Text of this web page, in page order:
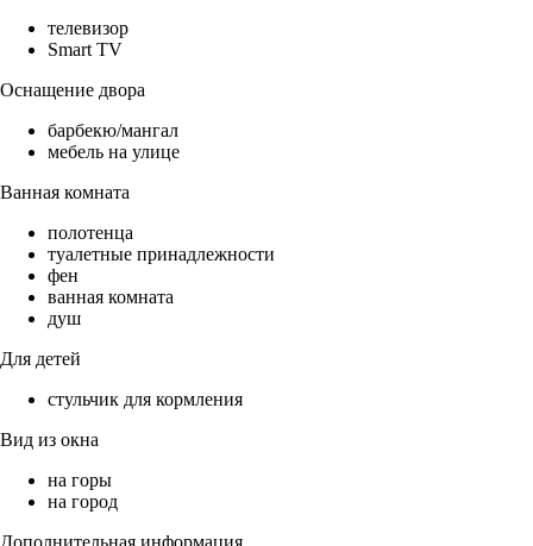
телевизор
Smart TV
Оснащение двора
барбекю/мангал
мебель на улице
Ванная комната
полотенца
туалетные принадлежности
фен
ванная комната
душ
Для детей
стульчик для кормления
Вид из окна
на горы
на город
Дополнительная информация